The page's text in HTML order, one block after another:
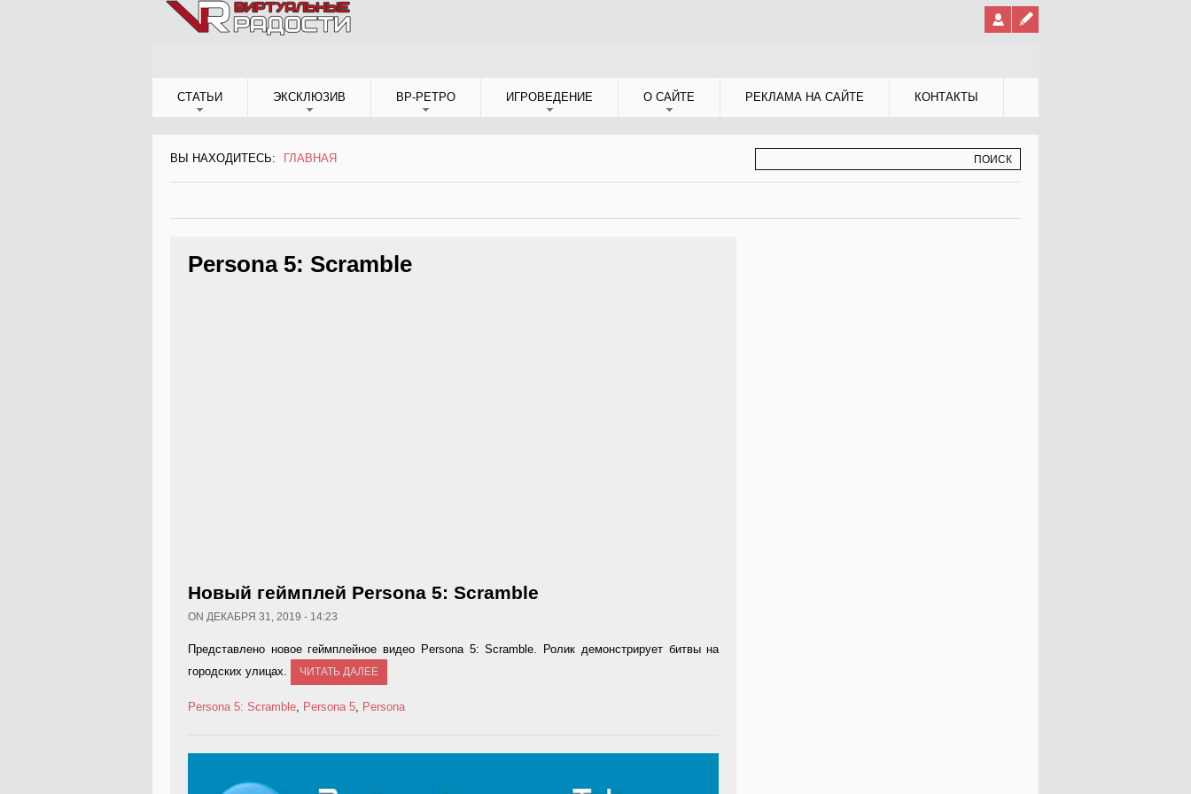
СТАТЬИ ЭКСКЛЮЗИВ ВР-РЕТРО ИГРОВЕДЕНИЕ О САЙТЕ РЕКЛАМА НА САЙТЕ КОНТАКТЫ
ВЫ НАХОДИТЕСЬ:
ВЫ НАХОДИТЕСЬ
ГЛАВНАЯ
Persona 5: Scramble
Новый геймплей Persona 5: Scramble
ON ДЕКАБРЯ 31, 2019 - 14:23
Представлено новое геймплейное видео Persona 5: Scramble. Ролик демонстрирует битвы на
городских улицах.
ЧИТАТЬ ДАЛЕЕ
Persona 5: Scramble, Persona 5, Persona